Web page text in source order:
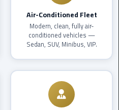
Sightseeing
Tours
Service
Corporate
Air-Conditioned Fleet
Modern, clean, fully air-
conditioned vehicles —
Sedan, SUV, Minibus, VIP.